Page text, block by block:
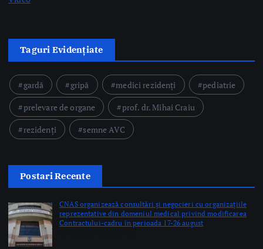
gardă gripă medici rezidenți
pediatrie
prelevare de organe
prof. dr. Mihai Craiu
rezidenți
semne AVC
CNAS organizează consultări și negocieri cu organizațiile
reprezentative din domeniul medical privind modificarea
by Briana Teodorescu